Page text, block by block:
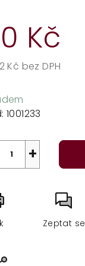
Kč
Kč bez DPH
1001233
+
Zeptat se